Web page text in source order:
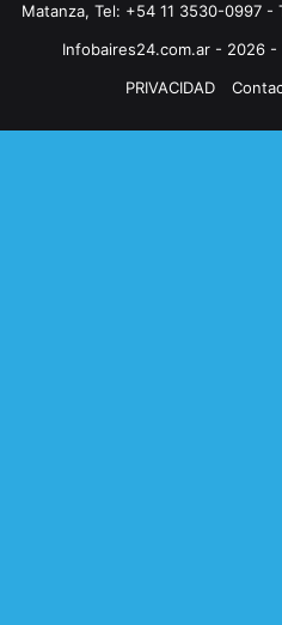
Matanza, Tel: +54 11 3530-0997
Infobaires24.com.ar - 2026 -
PRIVACIDAD